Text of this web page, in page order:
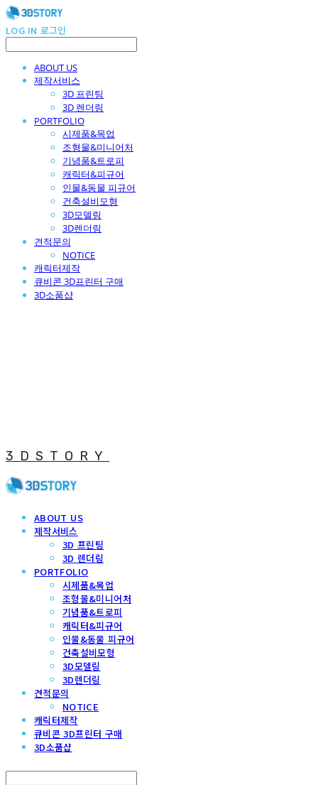
LOG IN 로그인
ABOUT US
제작서비스
3D 프린팅
3D 렌더링
PORTFOLIO
시제품&목업
조형물&미니어처
기념품&트로피
캐릭터&피규어
인물&동물 피규어
건축설비모형
3D모델링
3D렌더링
견적문의
NOTICE
캐릭터제작
큐비콘 3D프린터 구매
3D소품샵
3DSTORY
ABOUT US
제작서비스
3D 프린팅
3D 렌더링
PORTFOLIO
시제품&목업
조형물&미니어처
기념품&트로피
캐릭터&피규어
인물&동물 피규어
건축설비모형
3D모델링
3D렌더링
견적문의
NOTICE
캐릭터제작
큐비콘 3D프린터 구매
3D소품샵